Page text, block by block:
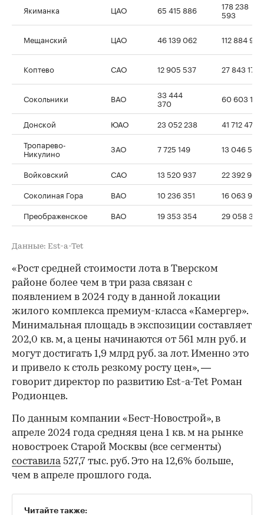
Якиманка ЦАО 65 415 886 178 238
593
Мещанский ЦАО 46 139 062 112 884 971
Коптево САО 12 905 537 27 843 172
Сокольники ВАО 33 444
370 60 603 197
Донской ЮАО 23 052 238
41 712 476
Тропарево-
Никулино ЗАО 7 725 149 13 046 594
Войковский САО 13 520 937
22 392 968
Соколиная Гора
ВАО 10 236 351
16 063 908
Преображенское
ВАО 19 353 354 29 058 313
Данные: Est-a-Tet
«Рост средней стоимости лота в Тверском
районе более чем в три раза связан с
появлением в 2024 году в данной локации
жилого комплекса премиум-класса «Камергер».
Минимальная площадь в экспозиции составляет
202,0 кв. м, а цены начинаются от 561 млн руб. и
могут достигать 1,9 млрд руб. за лот. Именно это
и привело к столь резкому росту цен», —
говорит директор по развитию Est-a-Tet Роман
Родионцев.
По данным компании «Бест-Новострой», в
апреле 2024 года средняя цена 1 кв. м на рынке
новостроек Старой Москвы (все сегменты)
составила527,7 тыс. руб. Это на 12,6% больше,
чем в апреле прошлого года.
Читайте также: